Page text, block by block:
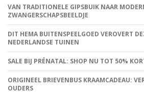
VAN TRADITIONELE GIPSBUIK NAAR
ZWANGERSCHAPSBEELDJE
DIT HEMA BUITENSPEELGOED VEROVERT
NEDERLANDSE TUINEN
SALE BIJ PRÉNATAL: SHOP NU TOT 50%
ORIGINEEL BRIEVENBUS KRAAMCADEAU:
OUDERS